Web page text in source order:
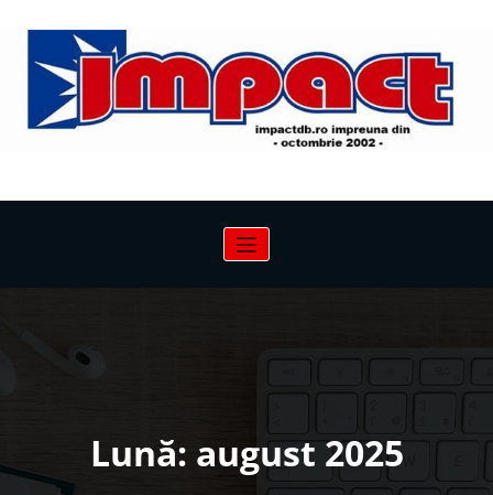
conținut
Lună: august 2025